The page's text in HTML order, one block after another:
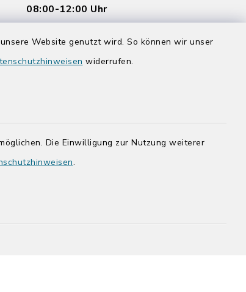
Website genutzt wird. So können wir unser
widerrufen.
Die Einwilligung zur Nutzung weiterer
.
08:00-12:00 Uhr
Donnerstag zusätzlich:
14:00-17:00 Uhr